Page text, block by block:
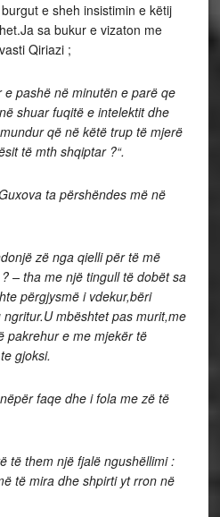
e sheh insistimin e këtij
sa bukur e vizaton me
Qiriazi ;
e pashë në minutën e parë qe
shuar fuqitë e intelektit dhe
që në këtë trup të mjerë
të mth shqiptar ?“.
ta përshëndes më në
zë nga qielli për të më
– tha me një tingull të dobët sa
përgjysmë i vdekur,bëri
mbështet pas murit,me
pakrehur e me mjekër të
gjoksi.
faqe dhe i fola me zë të
të them një fjalë ngushëllimi :
të mira dhe shpirti yt rron në